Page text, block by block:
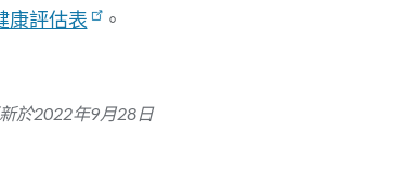
康評估表 。
於2022年9月28日